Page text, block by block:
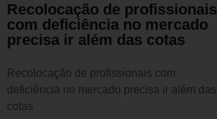
Recolocação de profissionais
com deficiência no mercado
precisa ir além das cotas
Recolocação de profissionais com
deficiência no mercado precisa ir além das
cotas